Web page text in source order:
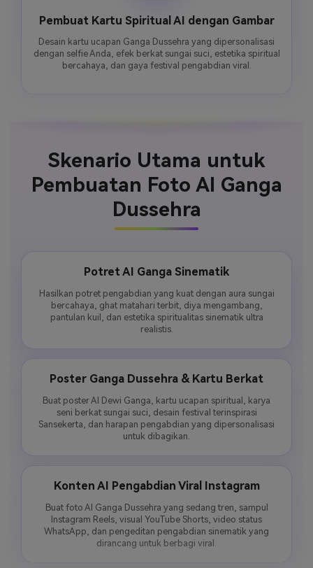
Pembuat Kartu Spiritual AI dengan Gambar
Desain kartu ucapan Ganga Dussehra yang dipersonalisasi
dengan selfie Anda, efek berkat sungai suci, estetika spiritual
bercahaya, dan gaya festival pengabdian viral.
Skenario Utama untuk
Pembuatan Foto AI Ganga
Dussehra
Potret AI Ganga Sinematik
Hasilkan potret pengabdian yang kuat dengan aura sungai
bercahaya, ghat matahari terbit, diya mengambang,
pantulan kuil, dan estetika spiritualitas sinematik ultra
realistis.
Poster Ganga Dussehra & Kartu Berkat
Buat poster AI Dewi Ganga, kartu ucapan spiritual, karya
seni berkat sungai suci, desain festival terinspirasi
Sansekerta, dan harapan pengabdian yang dipersonalisasi
untuk dibagikan.
Konten AI Pengabdian Viral Instagram
Buat foto AI Ganga Dussehra yang sedang tren, sampul
Instagram Reels, visual YouTube Shorts, video status
WhatsApp, dan pengeditan pengabdian sinematik yang
dirancang untuk berbagi viral.